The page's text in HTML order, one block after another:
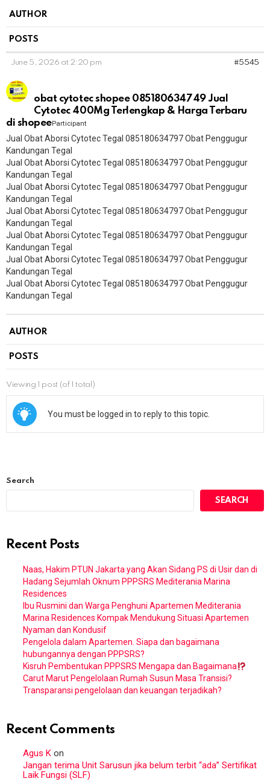
AUTHOR
POSTS
June 5, 2026 at 2:20 pm #5545
obat cytotec shopee 085180634749 Jual
Cytotec 400Mg Terlengkap & Harga Terbaru
di shopeeParticipant
Jual Obat Aborsi Cytotec Tegal 085180634797 Obat Penggugur
Kandungan Tegal
Jual Obat Aborsi Cytotec Tegal 085180634797 Obat Penggugur
Kandungan Tegal
Jual Obat Aborsi Cytotec Tegal 085180634797 Obat Penggugur
Kandungan Tegal
Jual Obat Aborsi Cytotec Tegal 085180634797 Obat Penggugur
Kandungan Tegal
Jual Obat Aborsi Cytotec Tegal 085180634797 Obat Penggugur
Kandungan Tegal
Jual Obat Aborsi Cytotec Tegal 085180634797 Obat Penggugur
Kandungan Tegal
Jual Obat Aborsi Cytotec Tegal 085180634797 Obat Penggugur
Kandungan Tegal
AUTHOR
POSTS
Viewing 1 post (of 1 total)
You must be logged in to reply to this topic.
Search
SEARCH
Recent Posts
Naas, Hakim PTUN Jakarta yang Akan Sidang PS di Usir dan di
Hadang Sejumlah Oknum PPPSRS Mediterania Marina
Residences
Ibu Rusmini dan Warga Penghuni Apartemen Mediterania
Marina Residences Kompak Mendukung Situasi Apartemen
Nyaman dan Kondusif
Pengelola dalam Apartemen. Siapa dan bagaimana
hubungannya dengan PPPSRS?
Kisruh Pembentukan PPPSRS Mengapa dan Bagaimana
Carut Marut Pengelolaan Rumah Susun Masa Transisi?
Transparansi pengelolaan dan keuangan terjadikah?
Recent Comments
Agus K on
Jangan terima Unit Sarusun jika belum terbit “ada” Sertifikat
Laik Fungsi (SLF)